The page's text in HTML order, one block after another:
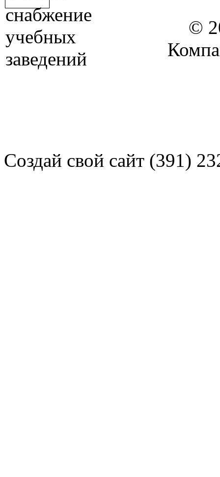
©
Создай свой сайт (391)